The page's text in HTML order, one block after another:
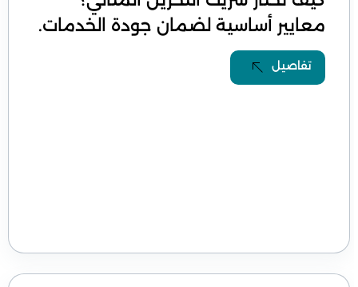
معايير أساسية لضمان جودة الخدمات.
تفاصيل